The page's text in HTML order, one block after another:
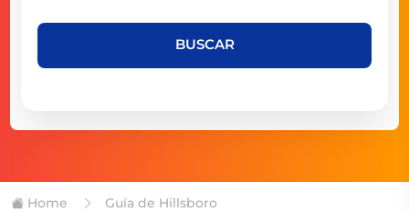
BUSCAR
Home Guía de Hillsboro